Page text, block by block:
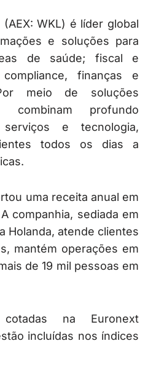
WKL) é líder global
e soluções para
de saúde; fiscal e
finanças e
meio de soluções
combinam profundo
e tecnologia,
todos os dias a
uma receita anual em
companhia, sediada em
Holanda, atende clientes
mantém operações em
de 19 mil pessoas em
na Euronext
incluídas nos índices